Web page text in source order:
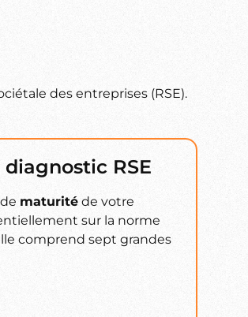
des entreprises (RSE).
RSE
maturité de votre
sur la norme
comprend sept grandes